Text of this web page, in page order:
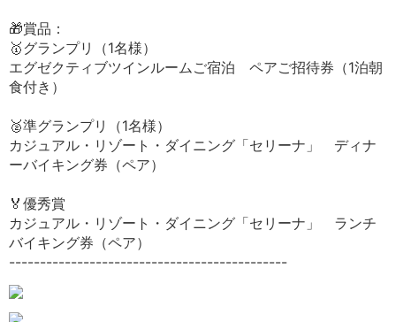
🎁賞品：
🥇グランプリ（1名様）
エグゼクティブツインルームご宿泊 ペアご招待券（1泊朝
食付き）
🥈準グランプリ（1名様）
カジュアル・リゾート・ダイニング「セリーナ」 ディナ
ーバイキング券（ペア）
🏅優秀賞
カジュアル・リゾート・ダイニング「セリーナ」 ランチ
バイキング券（ペア）
---------------------------------------------